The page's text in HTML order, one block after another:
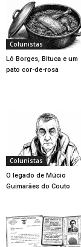
Colunistas
Lô Borges, Bituca e um
pato cor-de-rosa
Colunistas
O legado de Múcio
Guimarães do Couto